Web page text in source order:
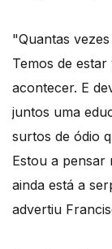
"Quantas
Temos de
acontecer. E
juntos uma
surtos de ódio
Estou a pensar
ainda está a
advertiu